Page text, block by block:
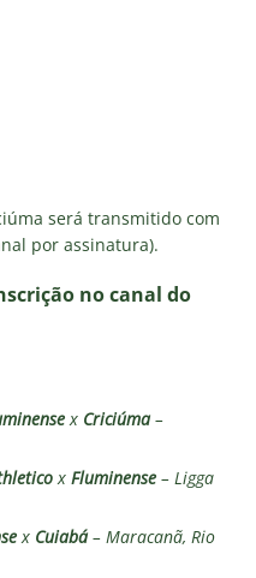
será transmitido com
por assinatura).
no canal do
x Criciúma–
x Fluminense – Ligga
x Cuiabá– Maracanã, Rio